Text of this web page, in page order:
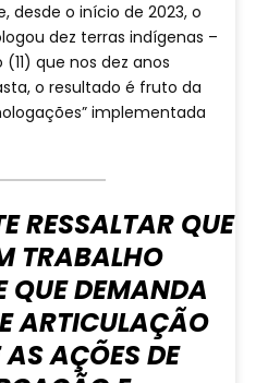
desde o início de 2023, o
dez terras indígenas –
que nos dez anos
o resultado é fruto da
implementada
RESSALTAR QUE
TRABALHO
QUE DEMANDA
ARTICULAÇÃO
AÇÕES DE